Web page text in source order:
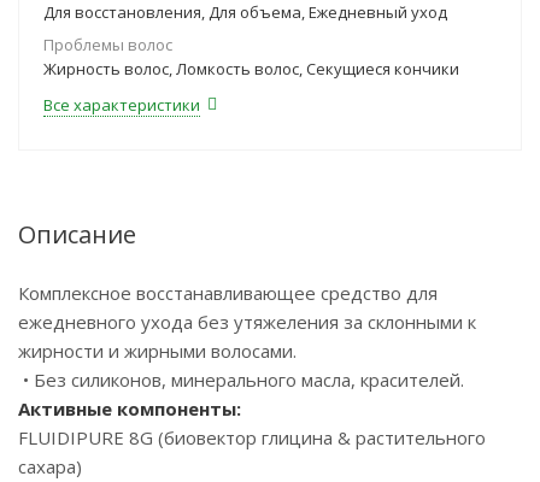
Для восстановления, Для объема, Ежедневный уход
Проблемы волос
Жирность волос, Ломкость волос, Секущиеся кончики
Все характеристики
Описание
Комплексное восстанавливающее средство для
ежедневного ухода без утяжеления за склонными к
жирности и жирными волосами.
• Без силиконов, минерального масла, красителей.
Активные компоненты:
FLUIDIPURE 8G (биовектор глицина & растительного
сахара)